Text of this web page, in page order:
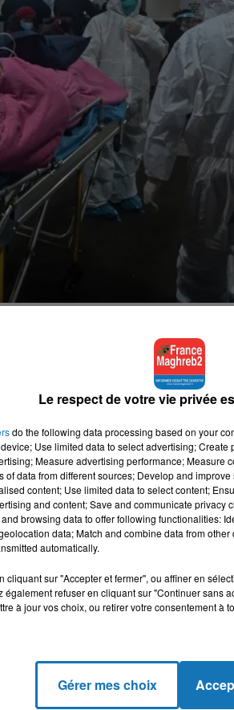
2 mars, le 15 mars.
est annoncée ainsi qu’un
du pays face à cette pandémie a
basé à Casablanca, lundi 23
Covid-19.
stipulant que ce stock était à
le marché marocain ».
une circulaire« en concertation
chloroquine et ce pour les cas
de Casablanca a mis en place
ce protocole dirigé par le
alimentaire équilibré.
de 35 millions d’habitants et
Le respect de votre vie privée
do the following data processing based on your
Use limited data to select advertising;
Measure advertising performance; Measure
of data from different sources; Develop and
content; Use limited data to select content;
and content; Save and communicate privacy
browsing data to offer following functionalities:
data; Match and combine data from
automatically.
cliquant sur "Accepter et fermer", ou affiner en
également refuser en cliquant sur "Continuer sans
à jour vos choix, ou retirer votre consentement à
Gérer mes choix